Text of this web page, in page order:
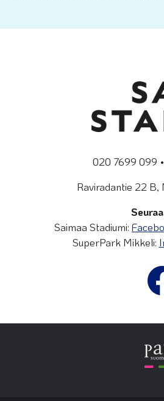
020 7699 099
Raviradantie 22 B,
Saimaa Stadiumi:
SuperPark Mikkeli: